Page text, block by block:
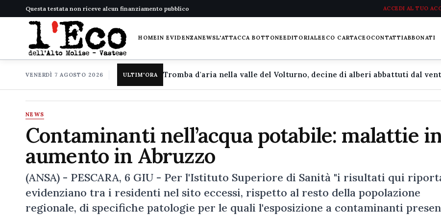
Questa testata non riceve alcun finanziamento pubblico ACCEDI AL TUO
HOMEIN EVIDENZANEWSL'ATTACCA BOTTONEEDITORIALEECO CARTACEOCONTATTIABBONATI
VENERDÌ 7 AGOSTO 2026 ULTIM'ORA
NEWS
Contaminanti nell’acqua potabile: malattie
aumento in Abruzzo
(ANSA) - PESCARA, 6 GIU - Per l'Istituto Superiore di Sanità "i risultati qui
evidenziano tra i residenti nel sito eccessi, rispetto al resto della popolazione
regionale, di specifiche patologie per le quali l'esposizione a contaminanti